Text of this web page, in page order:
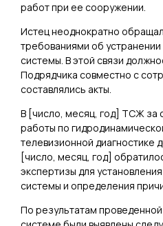
работ при ее сооружении.
Истец неоднократно
требованиями об
системы. В этой связи
Подрядчика совместно с
составлялись акты.
В [число, месяц, год] ТСЖ за
работы по
телевизионной диагностике
[число, месяц, год]
экспертизы для
системы и определения
По результатам